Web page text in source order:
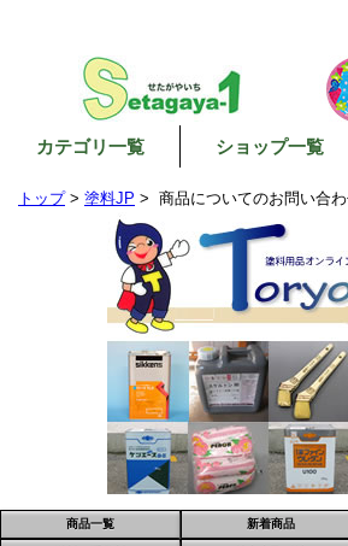
カテゴリ一覧 ショップ一覧
トップ> 塗料JP > 商品についてのお問い合
商品一覧 新着商品